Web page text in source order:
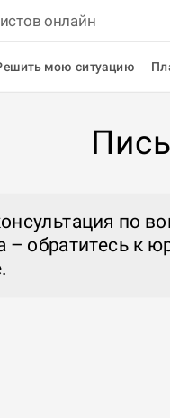
онлайн
мою ситуацию
по
– обратитесь к